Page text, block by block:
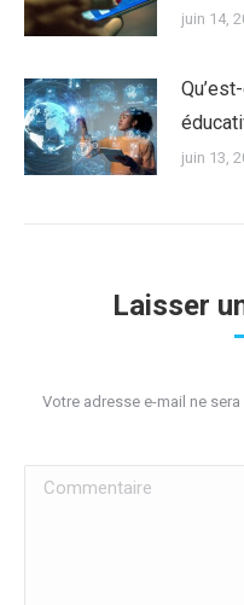
juin 14,
juin 13,
Laisser
Votre adresse e-mail ne
Commentaire